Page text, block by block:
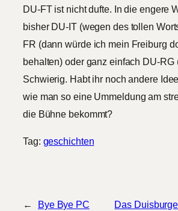
DU-FT ist nicht dufte. In die engere
bisher DU-IT (wegen des tollen
FR (dann würde ich mein Freiburg
behalten) oder ganz einfach DU-RG
Schwierig. Habt ihr noch andere
wie man so eine Ummeldung am
die Bühne bekommt?
Tag: geschichten
←
Bye Bye PC
Das